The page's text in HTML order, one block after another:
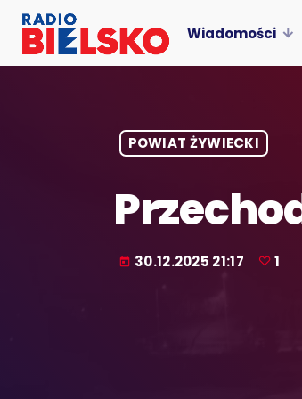
Wiadomości
POWIAT ŻYWIECKI
today 30.12.2025 21:17 1